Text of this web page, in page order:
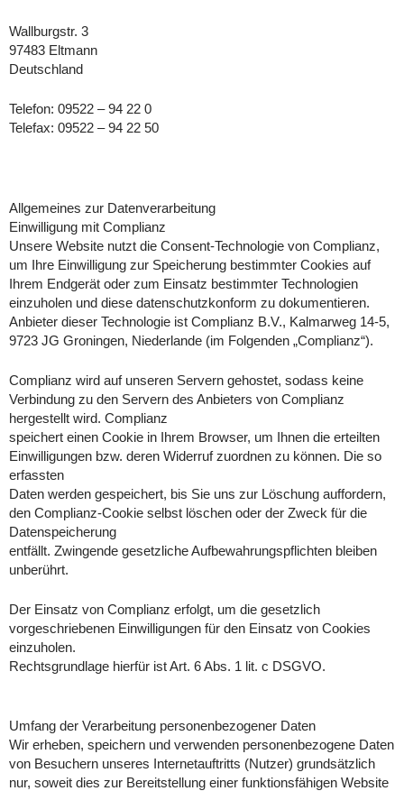
Wallburgstr. 3
97483 Eltmann
Deutschland
Telefon: 09522 – 94 22 0
Telefax: 09522 – 94 22 50
Allgemeines zur Datenverarbeitung
Einwilligung mit Complianz
Unsere Website nutzt die Consent-Technologie von Complianz,
um Ihre Einwilligung zur Speicherung bestimmter Cookies auf
Ihrem Endgerät oder zum Einsatz bestimmter Technologien
einzuholen und diese datenschutzkonform zu dokumentieren.
Anbieter dieser Technologie ist Complianz B.V., Kalmarweg 14-5,
9723 JG Groningen, Niederlande (im Folgenden „Complianz“).
Complianz wird auf unseren Servern gehostet, sodass keine
Verbindung zu den Servern des Anbieters von Complianz
hergestellt wird. Complianz
speichert einen Cookie in Ihrem Browser, um Ihnen die erteilten
Einwilligungen bzw. deren Widerruf zuordnen zu können. Die so
erfassten
Daten werden gespeichert, bis Sie uns zur Löschung auffordern,
den Complianz-Cookie selbst löschen oder der Zweck für die
Datenspeicherung
entfällt. Zwingende gesetzliche Aufbewahrungspflichten bleiben
unberührt.
Der Einsatz von Complianz erfolgt, um die gesetzlich
vorgeschriebenen Einwilligungen für den Einsatz von Cookies
einzuholen.
Rechtsgrundlage hierfür ist Art. 6 Abs. 1 lit. c DSGVO.
Umfang der Verarbeitung personenbezogener Daten
Wir erheben, speichern und verwenden personenbezogene Daten
von Besuchern unseres Internetauftritts (Nutzer) grundsätzlich
nur, soweit dies zur Bereitstellung einer funktionsfähigen Website